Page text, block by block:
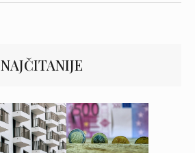
NAJČITANIJE